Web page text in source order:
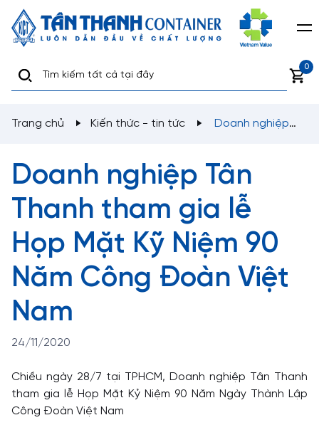
0
Trang chủ Kiến thức - tin tức
Doanh nghiệp Tân
Thanh tham gia lễ
Họp Mặt Kỹ Niệm 90
Năm Công Đoàn Việt
Nam
24/11/2020
Chiều ngày 28/7 tại TPHCM, Doanh nghiệp Tân Thanh
tham gia lễ Họp Mặt Kỷ Niệm 90 Năm Ngày Thành Lập
Công Đoàn Việt Nam